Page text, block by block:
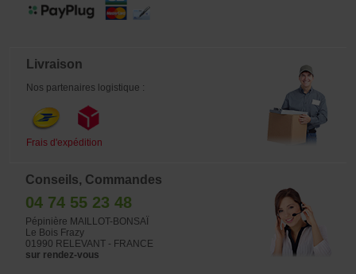
Livraison
Nos partenaires logistique :
Frais d'expédition
Conseils, Commandes
04 74 55 23 48
Pépinière MAILLOT-BONSAÏ
Le Bois Frazy
01990 RELEVANT - FRANCE
sur rendez-vous